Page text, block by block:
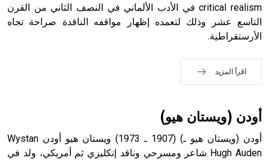
- هل تعلم أن أبجر Abgar اسم معروف جيداً يعود إلى عدد من
الملوك الذين حكموا مدينة إديسا (الرها) من أبجر الأول وحتى
التاسع، وهم ينتسبون إلى أسرة أوسروين
sign تكتب منفصلة غير متصلة، وتعتمد المبدأ الأكوروفوني،
حيث تقتصر القيمة الصوتية للعلامة الك
critical realism في الأدب الألماني في النصف الثاني من القرن
التاسع عشر وذلك لتعمده إظهار مواقفه الناقدة صراحة تجاه
الأرستقراطية.
اقرأ المزيد
أودن (ويستان هيو)
أودن (ويستان هيو ـ) (1907 ـ 1973) ويستان هيو أودن Wystan
Hugh Auden شاعر ومسرحي وناقد إنكليزي ثم أمريكي، ولد في